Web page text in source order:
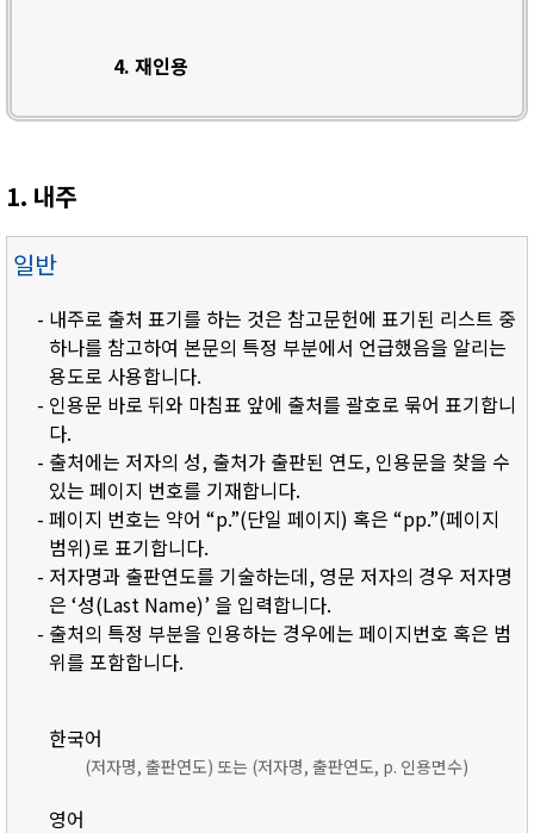
4. 재인용
1. 내주
일반
- 내주로 출처 표기를 하는 것은 참고문헌에 표기된 리스트 중
하나를 참고하여 본문의 특정 부분에서 언급했음을 알리는
용도로 사용합니다.
- 인용문 바로 뒤와 마침표 앞에 출처를 괄호로 묶어 표기합니
다.
- 출처에는 저자의 성, 출처가 출판된 연도, 인용문을 찾을 수
있는 페이지 번호를 기재합니다.
- 페이지 번호는 약어 “p.”(단일 페이지) 혹은 “pp.”(페이지
범위)로 표기합니다.
- 저자명과 출판연도를 기술하는데, 영문 저자의 경우 저자명
은 ‘성(Last Name)’ 을 입력합니다.
- 출처의 특정 부분을 인용하는 경우에는 페이지번호 혹은 범
위를 포함합니다.
한국어
(저자명, 출판연도) 또는 (저자명, 출판연도, p. 인용면수)
영어